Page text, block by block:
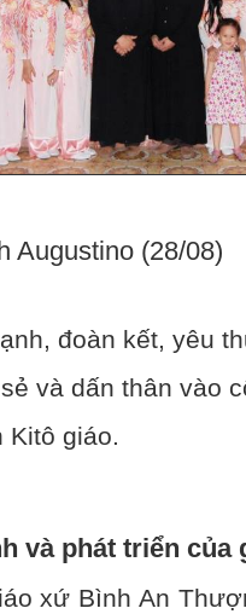
Augustino (28/08)
đoàn kết, yêu
và dấn thân vào
giáo.
và phát triển của
xứ Bình An